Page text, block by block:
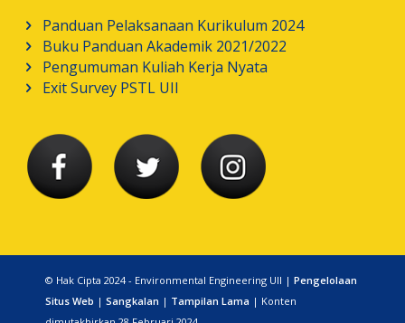
Panduan Pelaksanaan Kurikulum 2024
Buku Panduan Akademik 2021/2022
Pengumuman Kuliah Kerja Nyata
Exit Survey PSTL UII
© Hak Cipta 2024 - Environmental Engineering UII | Pengelolaan
Situs Web | Sangkalan | Tampilan Lama | Konten